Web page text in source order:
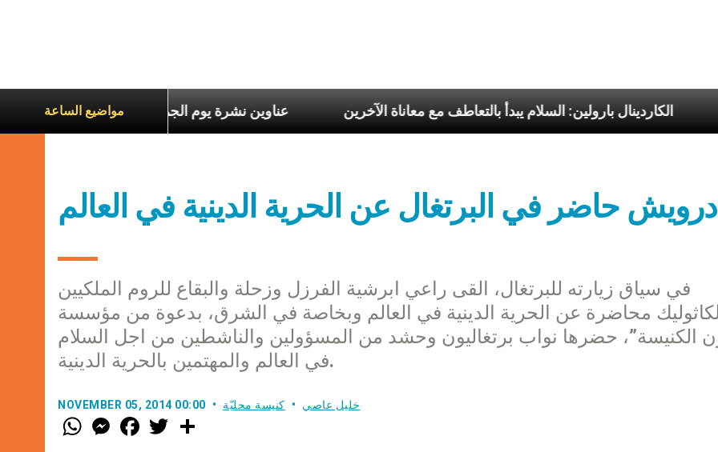
مواضيع الساعةعناوين نشرة يوم الجمعة 7 آب 2026: السلام يُبنى بصبر يومًا بعد يوم الكاردينال بارولين: السلام يبدأ بالتعاطف مع معاناة الآخرين
درويش حاضر في البرتغال عن الحرية الدينية في العالم
في سياق زيارته للبرتغال، القى راعي ابرشية الفرزل وزحلة والبقاع للروم الملكيين
محاضرة عن الحرية الدينية في العالم وبخاصة في الشرق، بدعوة من مؤسسة
الكنيسة”، حضرها نواب برتغاليون وحشد من المسؤولين والناشطين من اجل السلام
في العالم والمهتمين بالحرية الدينية.
NOVEMBER 05, 2014 00:00 خليل عاصي كنيسة محليّة
W
h
M
e
F
a w